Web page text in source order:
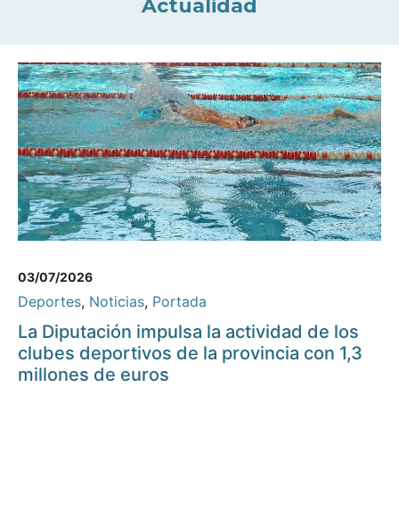
Actualidad
03/07/2026
Deportes, Noticias, Portada
La Diputación impulsa la actividad de los
clubes deportivos de la provincia con 1,3
millones de euros